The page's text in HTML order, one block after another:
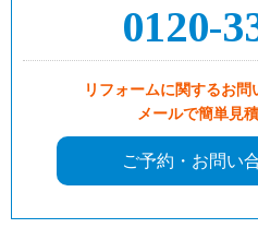
0120-
リフォームに関するお問
メールで簡単見
ご予約・お問い